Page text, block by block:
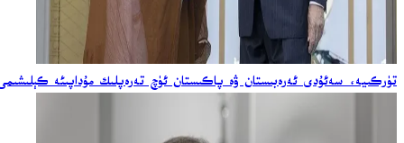
تۈركىيە، سەئۇدى ئەرەبىستان ۋە پاكىستان ئۈچ تەرەپلىك مۇداپىئە كېلىشىمى